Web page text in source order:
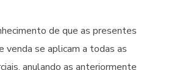
de que as presentes
venda se aplicam a todas as
anulando as anteriormente